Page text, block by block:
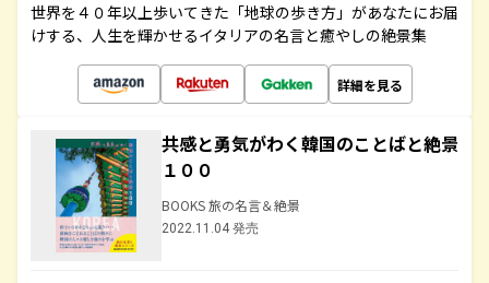
世界を４０年以上歩いてきた「地球の歩き方」があなたにお届
けする、人生を輝かせるイタリアの名言と癒やしの絶景集
詳細を見る
共感と勇気がわく韓国のことばと絶景
１００
BOOKS 旅の名言＆絶景
2022.11.04 発売